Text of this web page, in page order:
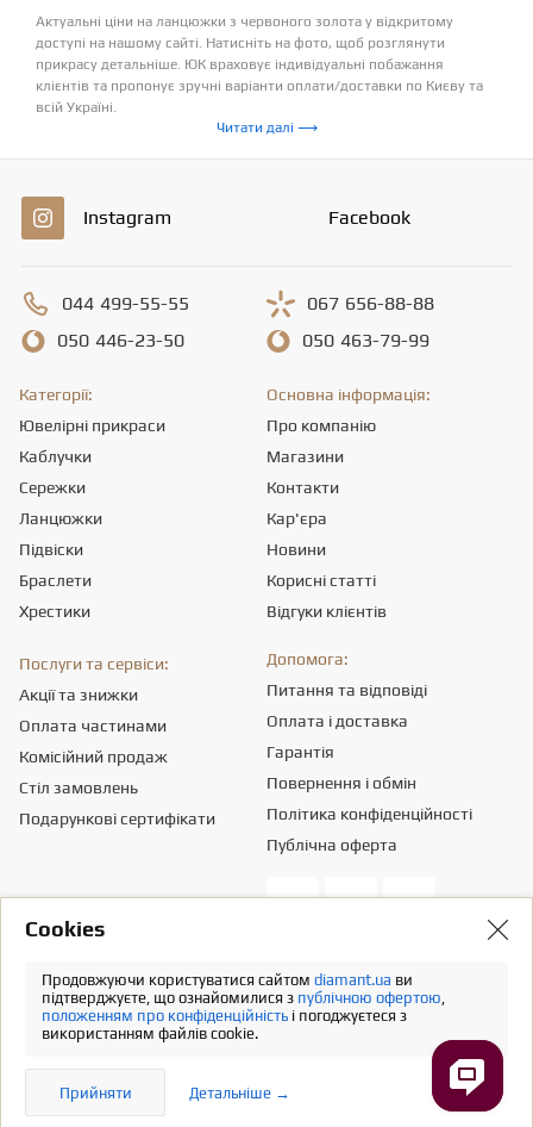
Актуальні ціни на ланцюжки з червоного золота у відкритому
доступі на нашому сайті. Натисніть на фото, щоб розглянути
прикрасу детальніше. ЮК враховує індивідуальні побажання
клієнтів та пропонує зручні варіанти оплати/доставки по Києву та
всій Україні.
Читати далі ⟶
Instagram Facebook
044 499-55-55
050 446-23-50
067 656-88-88
050 463-79-99
Категорії:
Ювелірні прикраси
Каблучки
Сережки
Ланцюжки
Підвіски
Браслети
Хрестики
Основна інформація:
Про компанію
Магазини
Контакти
Кар'єра
Новини
Корисні статті
Відгуки клієнтів
Послуги та сервіси:
Акції та знижки
Оплата частинами
Комісійний продаж
Стіл замовлень
Подарункові сертифікати
Допомога:
Питання та відповіді
Оплата і доставка
Гарантія
Повернення і обмін
Політика конфіденційності
Публічна оферта
Місцезнаходження - 03151, м. Київ, вул. Смілянська, 8,
ідентифікаційний код згідно ЄДР – 43665334.
Інформація про вартість доставки міститься у розділі «Оплата та
доставка». У розрахунок вартості товарів податків не включено
Повна версія
Сookies
Продовжуючи користуватися сайтом diamant.ua ви
підтверджуєте, що ознайомилися з публічною офертою,
положенням про конфіденційність і погоджуєтеся з
використанням файлів cookie.
Прийняти Детальніше →